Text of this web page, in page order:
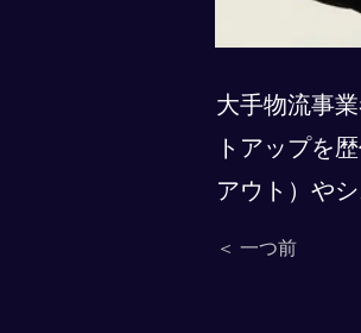
大手物流事
トアップを
アウト）や
＜ 一つ前